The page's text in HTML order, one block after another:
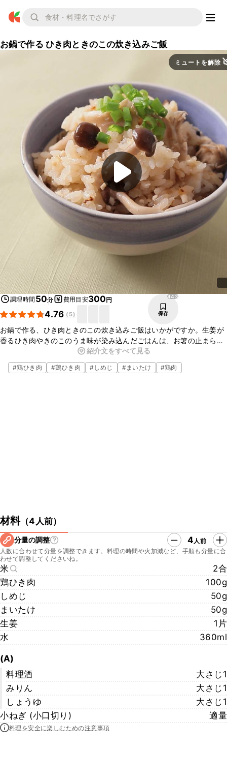
お鍋で作る ひき肉ときのこの炊き込みご飯
ミュートを解除
調理時間 50分 費用目安300円
4.76 ( 5)
443
保存
お鍋で作る、ひき肉ときのこの炊き込みご飯はいかがですか。生姜が
香るひき肉やきのこのうま味が染み込んだごはんは、お箸の止まらな
いおいしさです。お鍋を使って炊くことで、ささっと風味良く仕上が
りますよ。ぜひ、お試しくださいね。
紹介文をすべて見る
#鶏ひき肉 #鶏ひき肉 #しめじ #まいたけ #鶏肉
材料（4人前）
分量の調整 4人前
人数に合わせて分量を調整できます。料理の時間や火加減など、手順も分量に合
わせて調整してくださいね。
米
2合
鶏ひき肉
100g
しめじ
50g
まいたけ
50g
生姜
1片
水
360ml
(A)
料理酒
大さじ1
みりん
大さじ1
しょうゆ
大さじ1
小ねぎ (小口切り)
適量
料理を安全に楽しむための注意事項